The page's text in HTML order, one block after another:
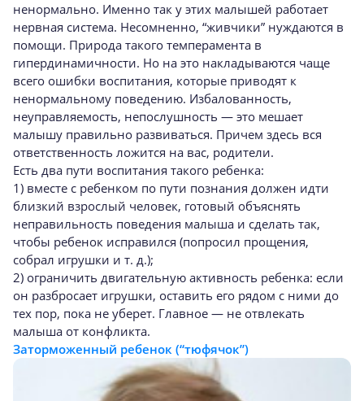
ненормально. Именно так у этих малышей работает
нервная система. Несомненно, “живчики” нуждаются в
помощи. Природа такого темперамента в
гипердинамичности. Но на это накладываются чаще
всего ошибки воспитания, которые приводят к
ненормальному поведению. Избалованность,
неуправляемость, непослушность — это мешает
малышу правильно развиваться. Причем здесь вся
ответственность ложится на вас, родители.
Есть два пути воспитания такого ребенка:
1) вместе с ребенком по пути познания должен идти
близкий взрослый человек, готовый объяснять
неправильность поведения малыша и сделать так,
чтобы ребенок исправился (попросил прощения,
собрал игрушки и т. д.);
2) ограничить двигательную активность ребенка: если
он разбросает игрушки, оставить его рядом с ними до
тех пор, пока не уберет. Главное — не отвлекать
малыша от конфликта.
Заторможенный ребенок (“тюфячок”)